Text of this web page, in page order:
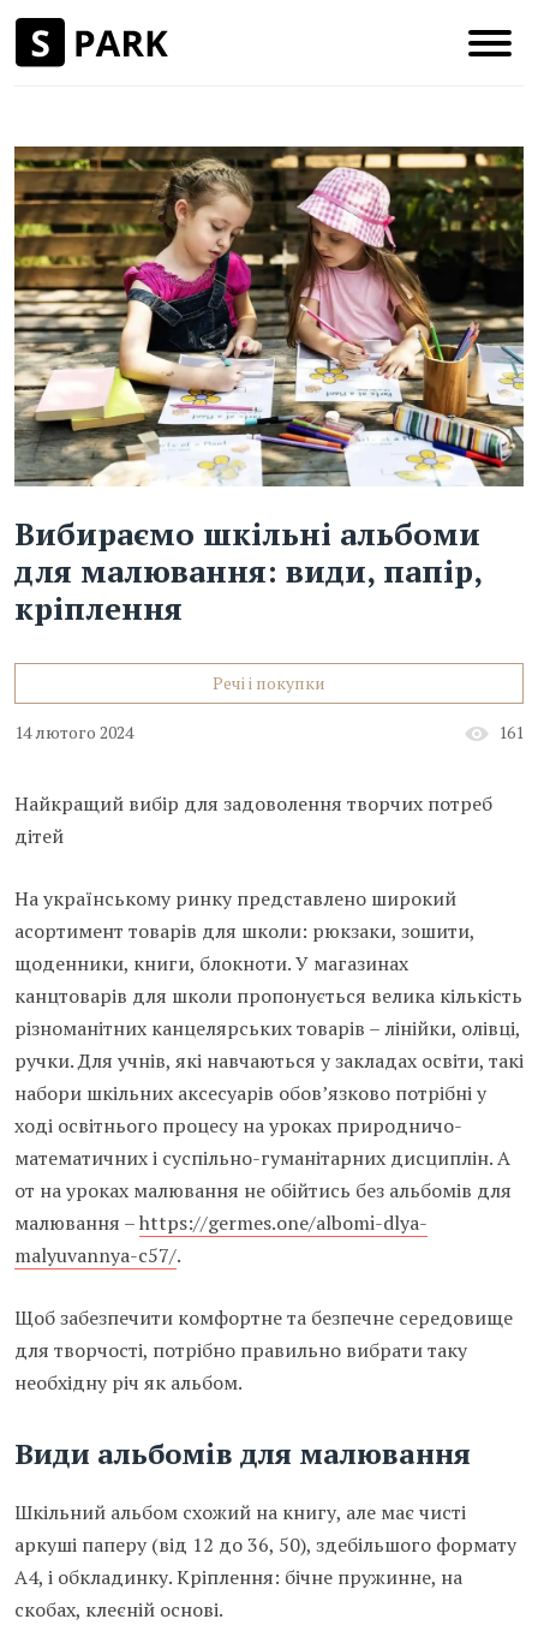
Вибираємо шкільні альбоми
для малювання: види, папір,
кріплення
Речі і покупки
14 лютого 2024 161
Найкращий вибір для задоволення творчих потреб
дітей
На українському ринку представлено широкий
асортимент товарів для школи: рюкзаки, зошити,
щоденники, книги, блокноти. У магазинах
канцтоварів для школи пропонується велика кількість
різноманітних канцелярських товарів – лінійки, олівці,
ручки. Для учнів, які навчаються у закладах освіти, такі
набори шкільних аксесуарів обов’язково потрібні у
ході освітнього процесу на уроках природничо-
математичних і суспільно-гуманітарних дисциплін. А
от на уроках малювання не обійтись без альбомів для
малювання –https://germes.one/albomi-dlya-
malyuvannya-c57/.
Щоб забезпечити комфортне та безпечне середовище
для творчості, потрібно правильно вибрати таку
необхідну річ як альбом.
Види альбомів для малювання
Шкільний альбом схожий на книгу, але має чисті
аркуші паперу (від 12 до 36, 50), здебільшого формату
А4, і обкладинку. Кріплення: бічне пружинне, на
скобах, клеєній основі.